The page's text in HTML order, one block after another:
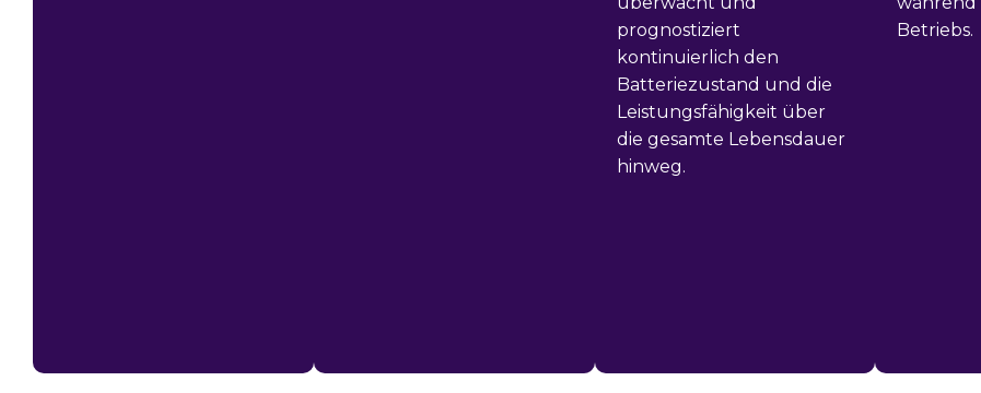
prognostiziert
kontinuierlich den
Batteriezustand und die
Leistungsfähigkeit über
die gesamte Lebensdauer
hinweg.
Betriebs.